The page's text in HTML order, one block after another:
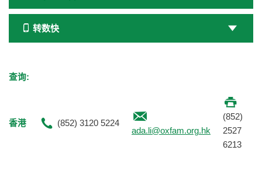
转数快
查询:
香港
(852) 3120 5224
ada.li@oxfam.org.hk
(852)
2527
6213